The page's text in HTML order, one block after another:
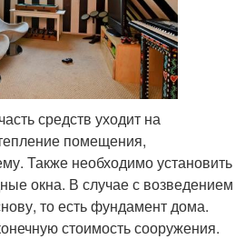
средств уходит на
помещения,
Также необходимо установить
окна. В случае с возведением
то есть фундамент дома.
стоимость сооружения.